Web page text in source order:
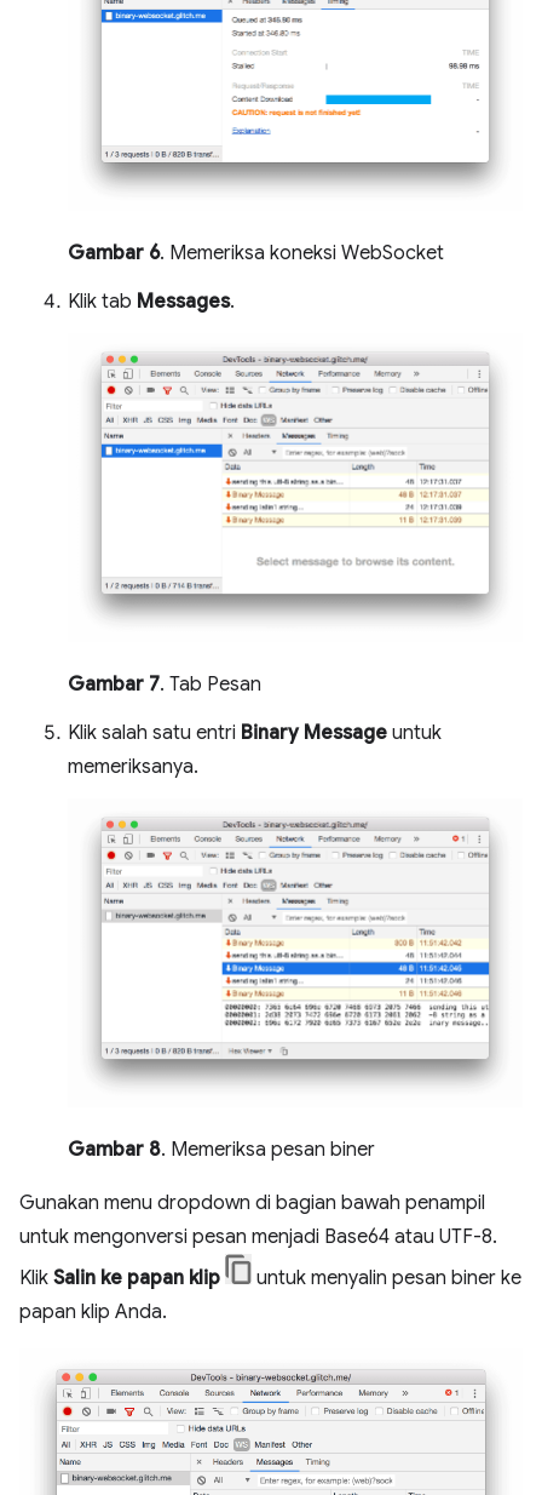
Gambar 6. Memeriksa koneksi WebSocket
Klik tab Messages.
Gambar 7. Tab Pesan
Klik salah satu entri Binary Message untuk
memeriksanya.
Gambar 8. Memeriksa pesan biner
Gunakan menu dropdown di bagian bawah penampil
untuk mengonversi pesan menjadi Base64 atau UTF-8.
Klik Salin ke papan klip
untuk menyalin pesan biner ke
papan klip Anda.